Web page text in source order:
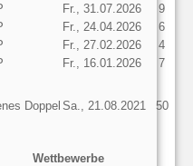
Fr., 31.07.2026
9
Fr., 24.04.2026
6
Fr., 27.02.2026
4
Fr., 16.01.2026 7
Doppel Sa., 21.08.2021 50
Wettbewerbe